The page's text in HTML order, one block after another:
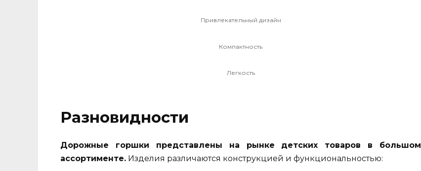
Привлекательный дизайн
Компактность
Легкость
Разновидности
Дорожные горшки представлены на рынке детских товаров в большом
ассортименте. Изделия различаются конструкцией и функциональностью: